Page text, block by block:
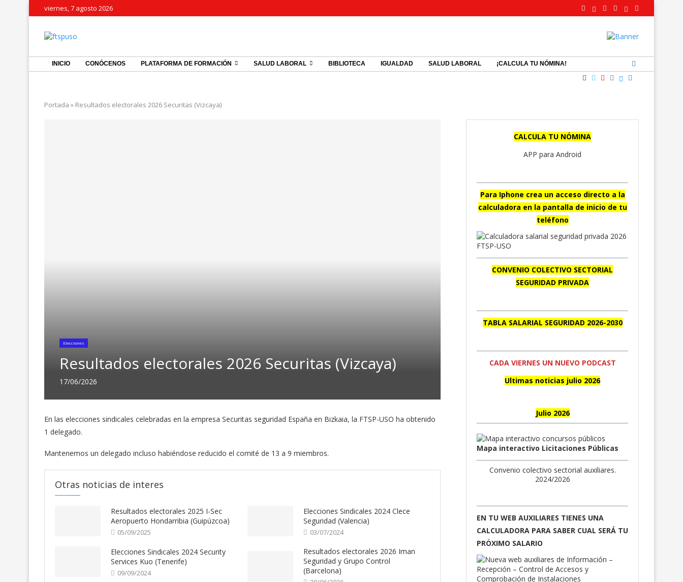
viernes, 7 agosto 2026
INICIO CONÓCENOS PLATAFORMA DE FORMACIÓN SALUD LABORAL BIBLIOTECA IGUALDAD SALUD LABORAL ¡CALCULA TU NÓMINA!
Portada » Resultados electorales 2026 Securitas (Vizcaya)
Elecciones
Resultados electorales 2026 Securitas (Vizcaya)
17/06/2026
En las elecciones sindicales celebradas en la empresa Securitas seguridad España en Bizkaia, la FTSP-USO ha obtenido
1 delegado.
Mantenemos un delegado incluso habiéndose reducido el comité de 13 a 9 miembros.
Otras noticias de interes
Resultados electorales 2025 I-Sec
Aeropuerto Hondarribia (Guipúzcoa)
05/09/2025
Elecciones Sindicales 2024 Clece
Seguridad (Valencia)
03/07/2024
Elecciones Sindicales 2024 Security
Services Kuo (Tenerife)
09/09/2024
Resultados electorales 2026 Iman
Seguridad y Grupo Control
(Barcelona)
CALCULA TU NÓMINA
APP para Android
Para Iphone crea un acceso directo a la
calculadora en la pantalla de inicio de tu
teléfono
CONVENIO COLECTIVO SECTORIAL
SEGURIDAD PRIVADA
TABLA SALARIAL SEGURIDAD 2026-2030
CADA VIERNES UN NUEVO PODCAST
Ultimas noticias julio 2026
Julio 2026
Mapa interactivo Licitaciones Públicas
Convenio colectivo sectorial auxiliares.
2024/2026
EN TU WEB AUXILIARES TIENES UNA
CALCULADORA PARA SABER CUAL SERÁ TU
PRÓXIMO SALARIO